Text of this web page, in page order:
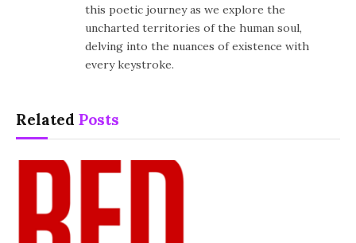
this poetic journey as we explore the
uncharted territories of the human soul,
delving into the nuances of existence with
every keystroke.
Related Posts